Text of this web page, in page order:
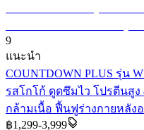
9
แนะนำ
COUNTDOWN PLUS รุ่น
รสโกโก้ ดูดซึมไว โปรตีนสูง
กล้ามเนื้อ ฟื้นฟูร่างกายหลัง
฿1,299-3,999